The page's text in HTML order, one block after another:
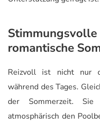
romantische
Reizvoll ist nicht nur
während des Tages.
der Sommerzeit.
atmosphärisch den